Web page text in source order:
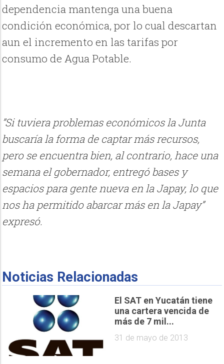
dependencia mantenga una buena
condición económica, por lo cual descartan
aun el incremento en las tarifas por
consumo de Agua Potable.
”Si tuviera problemas económicos la Junta
buscaría la forma de captar más recursos,
pero se encuentra bien, al contrario, hace una
semana el gobernador, entregó bases y
espacios para gente nueva en la Japay, lo que
nos ha permitido abarcar más en la Japay”
expresó.
Noticias Relacionadas
El SAT en Yucatán tiene
una cartera vencida de
más de 7 mil...
31 de mayo de 2013